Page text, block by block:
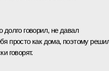
долго говорил, не давал
просто как дома, поэтому
говорят.